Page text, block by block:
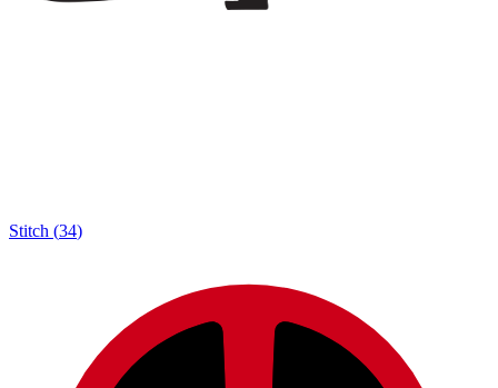
Stitch (34)